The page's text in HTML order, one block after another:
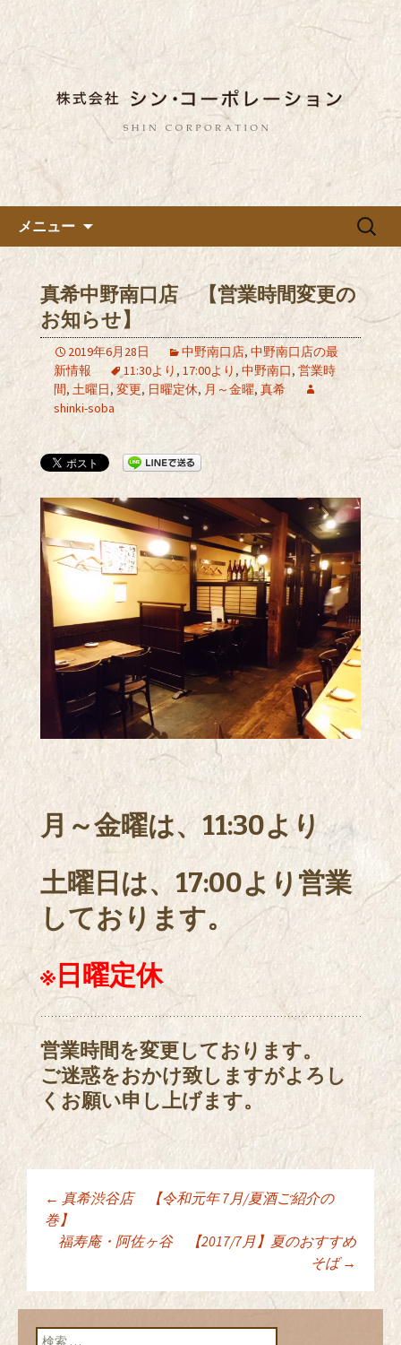
都内に5店舗展開している蕎麦
のお店「真希（しんき）」を運
営する「株式会社シン・コーポ
レーション」のブログ
東京都内に5店舗ある美味しい蕎麦のお
店「真希（しんき）」と運営の「株式
会社シン・コーポレーション」の新着
情報はこちら。店舗によって24時間営
業、宴会なども承っております。季節
のメニューも豊富にご用意。
メニュー
検
真希中野南口店 【営業時間変更の
お知らせ】
2019年6月28日 中野南口店, 中野南口店の最
新情報
11:30より , 17:00より , 中野南口, 営業時
間, 土曜日, 変更, 日曜定休, 月～金曜, 真希
shinki-soba
月～金曜は、11:30より
土曜日は、17:00より営業
しております。
※日曜定休
営業時間を変更しております。
ご迷惑をおかけ致しますがよろし
くお願い申し上げます。
投稿ナビゲーショ
ン
← 真希渋谷店 【令和元年 7月/夏酒ご紹介の
巻】
福寿庵・阿佐ヶ谷 【2017/7月】夏のおすすめ
そば→
検索: